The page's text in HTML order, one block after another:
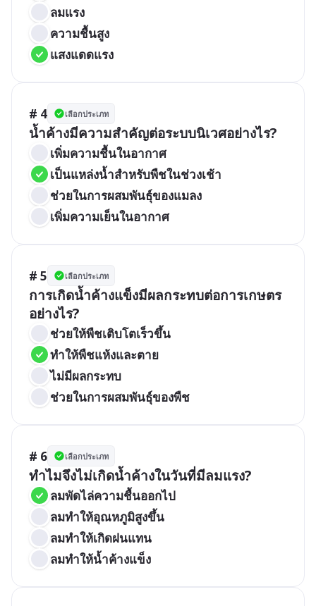
ลมแรง
ความชื้นสูง
แสงแดดแรง
# 4 เลือกประเภท
น้ำค้างมีความสำคัญต่อระบบนิเวศอย่างไร?
เพิ่มความชื้นในอากาศ
เป็นแหล่งน้ำสำหรับพืชในช่วงเช้า
ช่วยในการผสมพันธุ์ของแมลง
เพิ่มความเย็นในอากาศ
# 5 เลือกประเภท
การเกิดน้ำค้างแข็งมีผลกระทบต่อการเกษตร
อย่างไร?
ช่วยให้พืชเติบโตเร็วขึ้น
ทำให้พืชแห้งและตาย
ไม่มีผลกระทบ
ช่วยในการผสมพันธุ์ของพืช
# 6 เลือกประเภท
ทำไมจึงไม่เกิดน้ำค้างในวันที่มีลมแรง?
ลมพัดไล่ความชื้นออกไป
ลมทำให้อุณหภูมิสูงขึ้น
ลมทำให้เกิดฝนแทน
ลมทำให้น้ำค้างแข็ง